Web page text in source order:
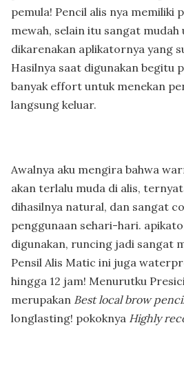
pemula! Pencil alis nya memiliki
mewah, selain itu sangat mudah
dikarenakan aplikatornya yang
Hasilnya saat digunakan begitu
banyak effort untuk menekan
langsung keluar.
Awalnya aku mengira bahwa
akan terlalu muda di alis,
dihasilnya natural, dan sangat
penggunaan sehari-hari.
digunakan, runcing jadi sangat
Pensil Alis Matic ini juga
hingga 12 jam! Menurutku
merupakan Best local brow
longlasting! pokoknya Highly